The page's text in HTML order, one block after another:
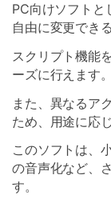
PC向けソフトと
自由に変更でき
スクリプト機能
ーズに行えます。
また、異なるア
ため、用途に応
このソフトは、
の音声化など、
す。